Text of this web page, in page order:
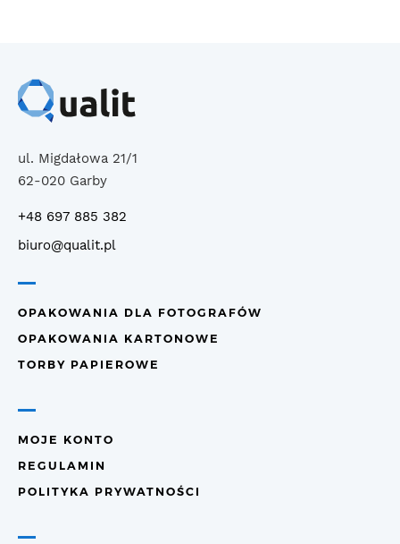
ul. Migdałowa 21/1
62-020 Garby
+48 697 885 382
biuro@qualit.pl
OPAKOWANIA DLA FOTOGRAFÓW
OPAKOWANIA KARTONOWE
TORBY PAPIEROWE
MOJE KONTO
REGULAMIN
POLITYKA PRYWATNOŚCI